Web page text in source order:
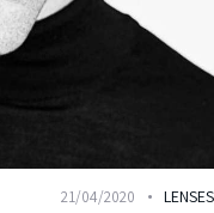
21/04/2020